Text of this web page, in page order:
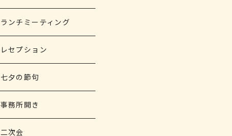
ランチミーティング
レセプション
七夕の節句
事務所開き
二次会